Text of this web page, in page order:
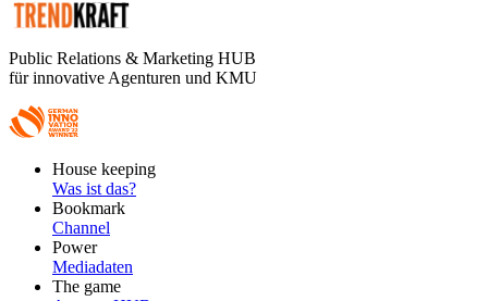
Public Relations & Marketing HUB
für innovative Agenturen und KMU
FooterHouse keeping
Was ist das?
Bookmark
Channel
Power
Mediadaten
The game